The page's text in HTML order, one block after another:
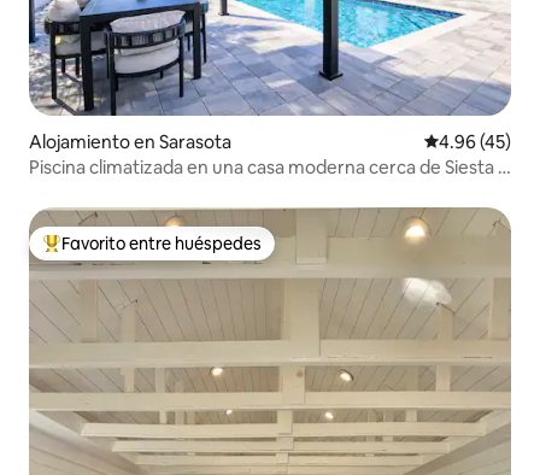
Alojamiento en Sarasota Calificación
4.96 (45)
Piscina climatizada en una casa moderna cerca de Siesta y
Favorito entre huéspedes preferido
Favorito entre huéspedes